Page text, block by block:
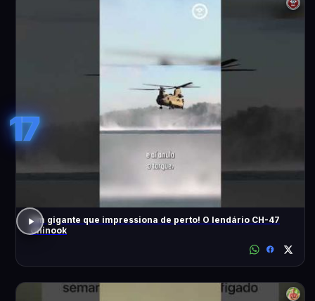
17
Um gigante que impressiona de perto! O lendário CH-47
Chinook